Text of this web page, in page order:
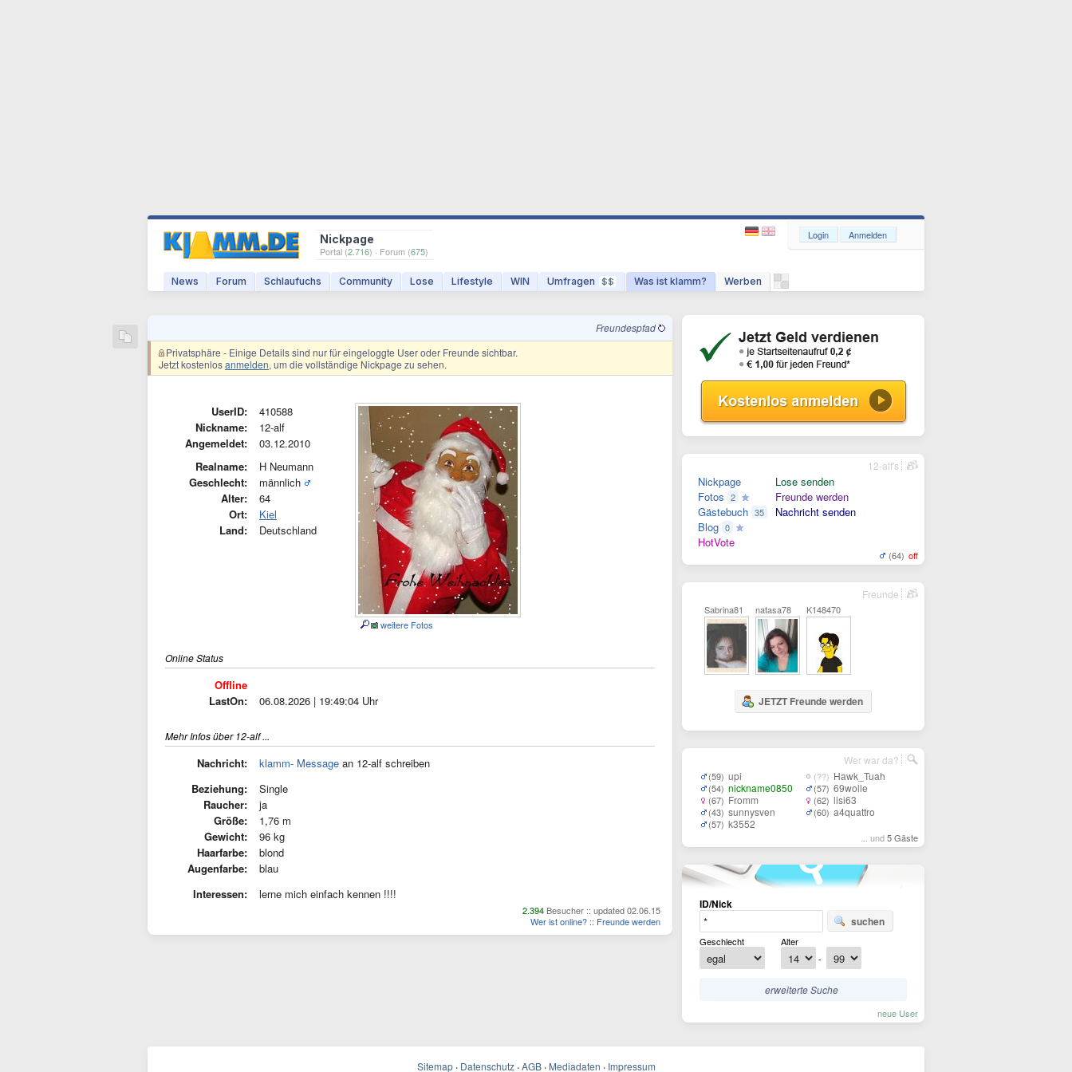
Nickpage
Portal (2.716) · Forum (675)
News Forum Schlaufuchs Community Lose Lifestyle WIN Umfragen $$ Was ist klamm? Werben
Login Anmelden
Freundespfad
Privatsphäre - Einige Details sind nur für eingeloggte User oder Freunde sichtbar.
Jetzt kostenlosanmelden, um die vollständige Nickpage zu sehen.
UserID:
410588
Nickname:
12-alf
Angemeldet:
03.12.2010
Realname:
H Neumann
Geschlecht:
männlich
Alter:
64
Ort:
Kiel
Land:
Deutschland
weitere Fotos
Online Status
Offline
LastOn:
06.08.2026 | 19:49:04 Uhr
Mehr Infos über 12-alf ...
Nachricht: klamm- Message an 12-alf schreiben
Beziehung:
Single
Raucher:
ja
Größe:
1,76 m
Gewicht:
96 kg
Haarfarbe:
blond
Augenfarbe:
blau
Interessen:
lerne mich einfach kennen !!!!
2.394 Besucher :: updated 02.06.15
Wer ist online? :: Freunde werden
Nickpage
Fotos 2
Gästebuch 35
Blog 0
HotVote
Lose senden
Freunde werden
Nachricht senden
(64) off
12-alf's
Sabrina81 natasa78 K148470
JETZT Freunde werden
Freunde
(59) upi
(54) nickname0850
(67) Fromm
(43) sunnysven
(57) k3552
(??) Hawk_Tuah
(57) 69wolle
(62) lisi63
(60) a4quattro
... und5 Gäste
Wer war da?
ID/Nick
suchen
Geschlecht
Alter
-
erweiterte Suche
neue User
Sitemap · Datenschutz · AGB · Mediadaten · Impressum